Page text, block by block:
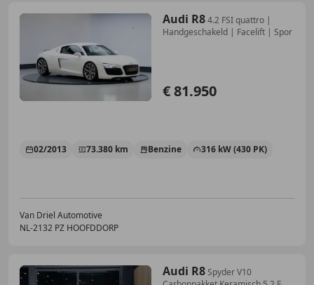
Audi R84.2 FSI quattro |
Handgeschakeld | Facelift | Spor
€ 81.950
02/2013 73.380 km Benzine 316 kW (430 PK)
Van Driel Automotive
NL-2132 PZ HOOFDDORP
Audi R8Spyder V10